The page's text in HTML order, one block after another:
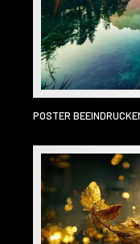
POSTER
DEN DEUTSCHEN
SCHÖNHEIT DES